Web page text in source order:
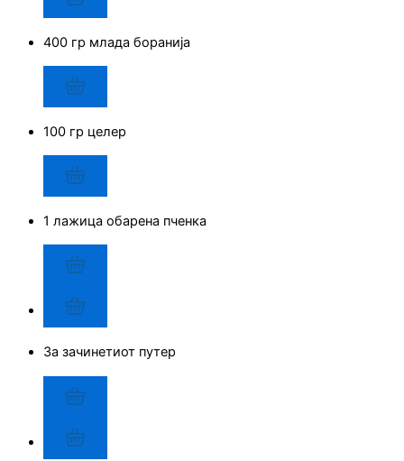
400 гр млада боранија
100 гр целер
1 лажица обарена пченка
За зачинетиот путер